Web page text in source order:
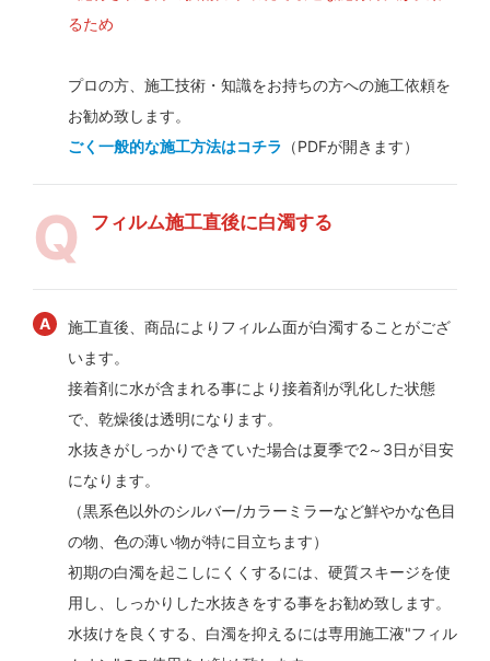
るため
プロの方、施工技術・知識をお持ちの方への施工依頼を
お勧め致します。
ごく一般的な施工方法はコチラ （PDFが開きます）
フィルム施工直後に白濁する
施工直後、商品によりフィルム面が白濁することがござ
います。
接着剤に水が含まれる事により接着剤が乳化した状態
で、乾燥後は透明になります。
水抜きがしっかりできていた場合は夏季で2～3日が目安
になります。
（黒系色以外のシルバー/カラーミラーなど鮮やかな色目
の物、色の薄い物が特に目立ちます）
初期の白濁を起こしにくくするには、硬質スキージを使
用し、しっかりした水抜きをする事をお勧め致します。
水抜けを良くする、白濁を抑えるには専用施工液"フィル